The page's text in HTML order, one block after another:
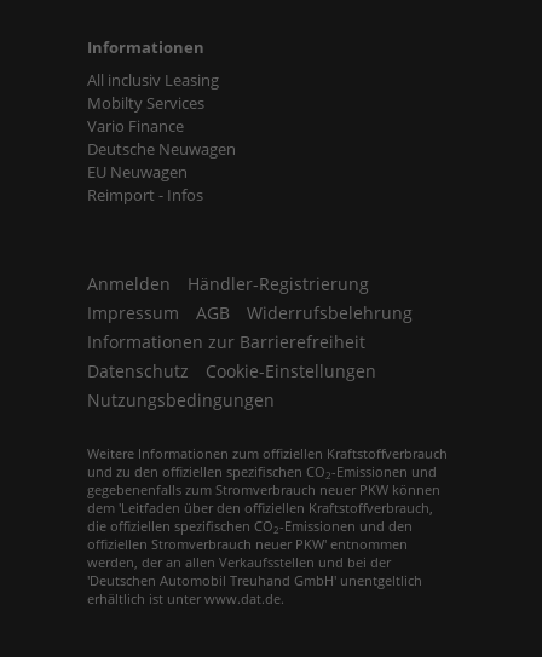
Informationen
All inclusiv Leasing
Mobilty Services
Vario Finance
Deutsche Neuwagen
EU Neuwagen
Reimport - Infos
Anmelden
Händler-Registrierung
Impressum
AGB
Widerrufsbelehrung
Informationen zur Barrierefreiheit
Datenschutz
Cookie-Einstellungen
Nutzungsbedingungen
Weitere Informationen zum offiziellen Kraftstoffverbrauch
und zu den offiziellen spezifischen CO 2-Emissionen und
gegebenenfalls zum Stromverbrauch neuer PKW können
dem 'Leitfaden über den offiziellen Kraftstoffverbrauch,
die offiziellen spezifischen CO 2-Emissionen und den
offiziellen Stromverbrauch neuer PKW' entnommen
werden, der an allen Verkaufsstellen und bei der
'Deutschen Automobil Treuhand GmbH' unentgeltlich
erhältlich ist unter www.dat.de.